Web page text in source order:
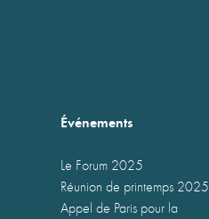
Événements
Le Forum 2025
Réunion de printemps 2025
Appel de Paris pour la